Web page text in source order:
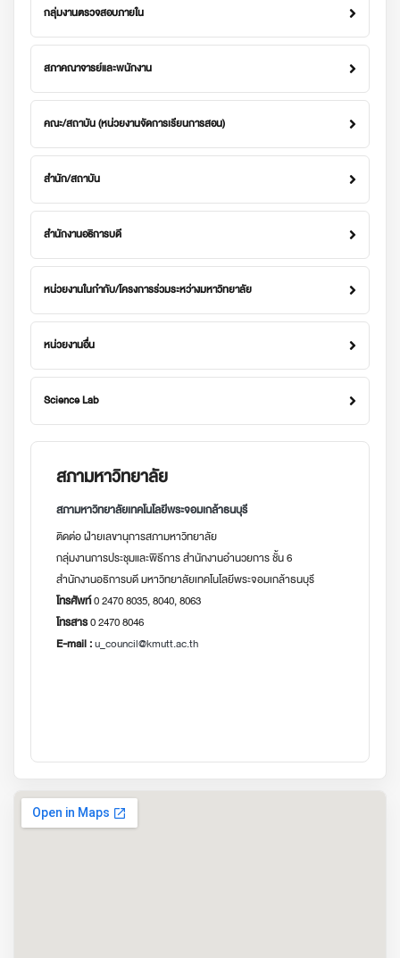
กลุ่มงานตรวจสอบภายใน
สภาคณาจารย์และพนักงาน
คณะ/สถาบัน (หน่วยงานจัดการเรียนการสอน)
สำนัก/สถาบัน
สำนักงานอธิการบดี
หน่วยงานในกำกับ/โครงการร่วมระหว่างมหาวิทยาลัย
หน่วยงานอื่น
Science Lab
สภามหาวิทยาลัย
สภามหาวิทยาลัยเทคโนโลยีพระจอมเกล้าธนบุรี
ติดต่อ ฝ่ายเลขานุการสภามหาวิทยาลัย
กลุ่มงานการประชุมและพิธีการ สำนักงานอำนวยการ ชั้น 6
สำนักงานอธิการบดี มหาวิทยาลัยเทคโนโลยีพระจอมเกล้าธนบุรี
โทรศัพท์0 2470 8035, 8040, 8063
โทรสาร0 2470 8046
E-mail :u_council@kmutt.ac.th